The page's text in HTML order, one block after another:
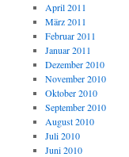
April 2011
März 2011
Februar 2011
Januar 2011
Dezember 2010
November 2010
Oktober 2010
September 2010
August 2010
Juli 2010
Juni 2010